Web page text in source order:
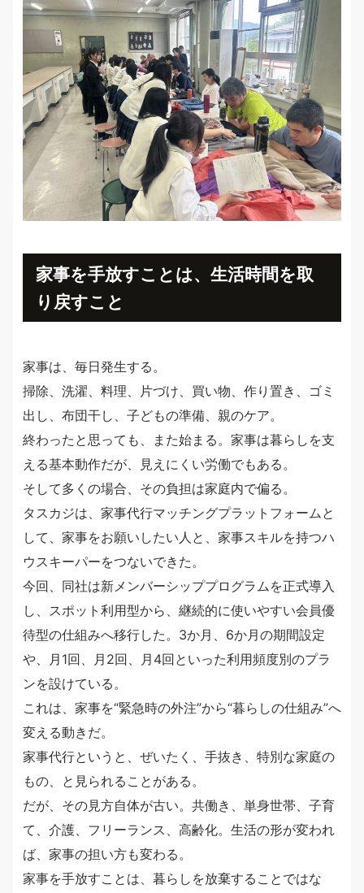
家事を手放すことは、生活時間を取
り戻すこと
家事は、毎日発生する。
掃除、洗濯、料理、片づけ、買い物、作り置き、ゴミ
出し、布団干し、子どもの準備、親のケア。
終わったと思っても、また始まる。家事は暮らしを支
える基本動作だが、見えにくい労働でもある。
そして多くの場合、その負担は家庭内で偏る。
タスカジは、家事代行マッチングプラットフォームと
して、家事をお願いしたい人と、家事スキルを持つハ
ウスキーパーをつないできた。
今回、同社は新メンバーシッププログラムを正式導入
し、スポット利用型から、継続的に使いやすい会員優
待型の仕組みへ移行した。3か月、6か月の期間設定
や、月1回、月2回、月4回といった利用頻度別のプラ
ンを設けている。
これは、家事を“緊急時の外注”から“暮らしの仕組み”へ
変える動きだ。
家事代行というと、ぜいたく、手抜き、特別な家庭の
もの、と見られることがある。
だが、その見方自体が古い。共働き、単身世帯、子育
て、介護、フリーランス、高齢化。生活の形が変われ
ば、家事の担い方も変わる。
家事を手放すことは、暮らしを放棄することではな